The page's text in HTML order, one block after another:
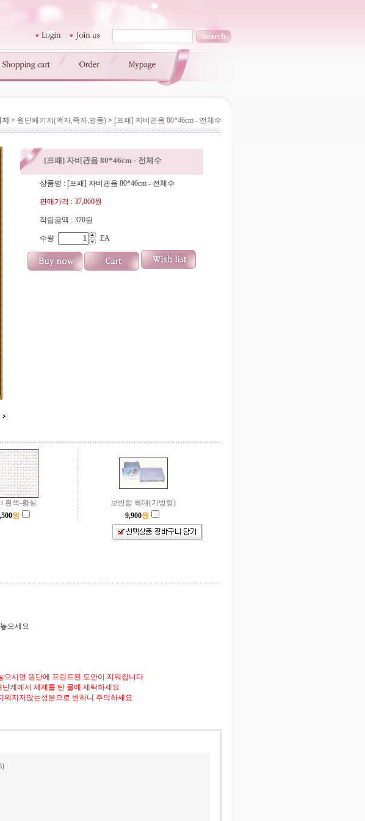
> 원단패키지(액자,족자,병풍) > [프패] 자비관음 80*46cm - 전체수
[프패] 자비관음 80*46cm - 전체수
상품명 : [프패] 자비관음 80*46cm - 전체수
판매가격 : 37,000원
적립금액 : 370원
수량 EA
흰색-황실
보빈함 특대(가방형)
원 9,900원
으세요
으시면 원단에 프린트된 도안이 지워집니다
계에서 세제를 탄 물에 세탁하세요
워지지않는성분으로 변하니 주의하세요